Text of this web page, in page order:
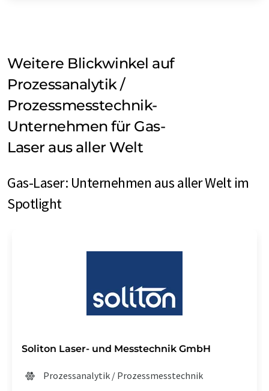
Weitere Blickwinkel auf
Prozessanalytik /
Prozessmesstechnik-
Unternehmen für Gas-
Laser aus aller Welt
Gas-Laser: Unternehmen aus aller Welt im
Spotlight
Soliton Laser- und Messtechnik GmbH
Prozessanalytik / Prozessmesstechnik